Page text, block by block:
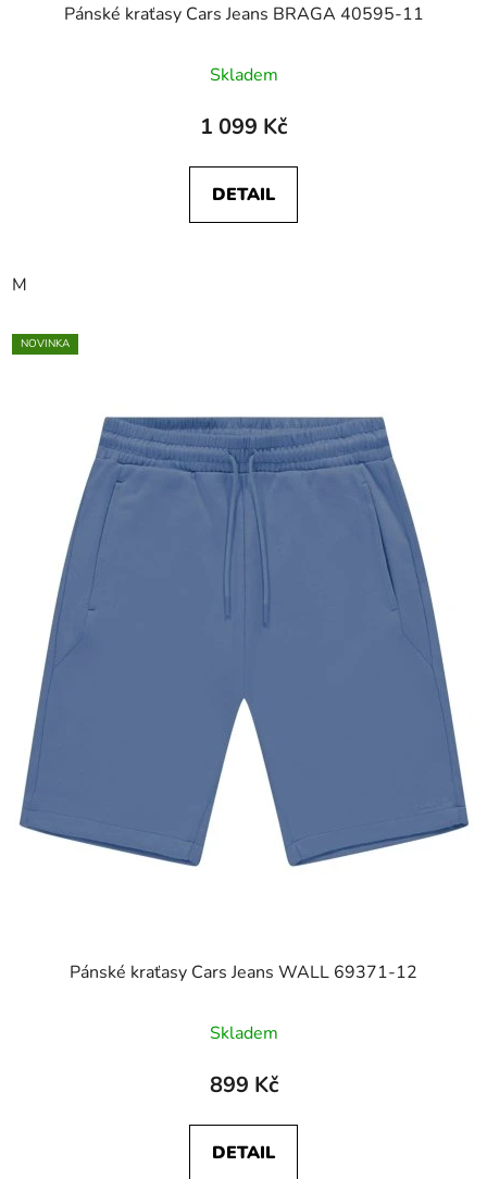
Pánské kraťasy Cars Jeans BRAGA 40595-11
Skladem
1 099 Kč
DETAIL
M
NOVINKA
Pánské kraťasy Cars Jeans WALL 69371-12
Skladem
899 Kč
DETAIL